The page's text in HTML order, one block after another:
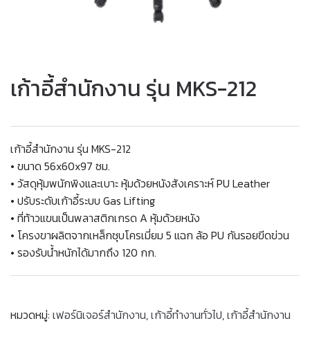
เก้าอี้สำนักงาน รุ่น MKS-212
เก้าอี้สำนักงาน รุ่น MKS-212
• ขนาด 56x60x97 ซม.
• วัสดุหุ้มพนักพิงและเบาะ หุ้มด้วยหนังสังเคราะห์ PU Leather
• ปรับระดับเก้าอี้ระบบ Gas Lifting
• ที่ท้าวแขนเป็นพลาสติกเกรด A หุ้มด้วยหนัง
• โครงขาผลิตจากเหล็กชุบโครเมี่ยม 5 แฉก ล้อ PU กันรอยขีดข่วน
• รองรับน้ำหนักได้มากถึง 120 กก.
หมวดหมู่: เฟอร์นิเจอร์สำนักงาน,เก้าอี้ทำงานทั่วไป,เก้าอี้สำนักงาน